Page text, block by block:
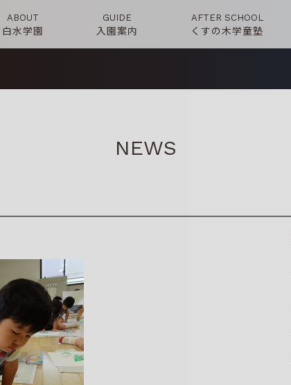
ABOUT
白水学園
GUIDE
入園案内
AFTER SCHOOL
くすの木学童塾
NEWS